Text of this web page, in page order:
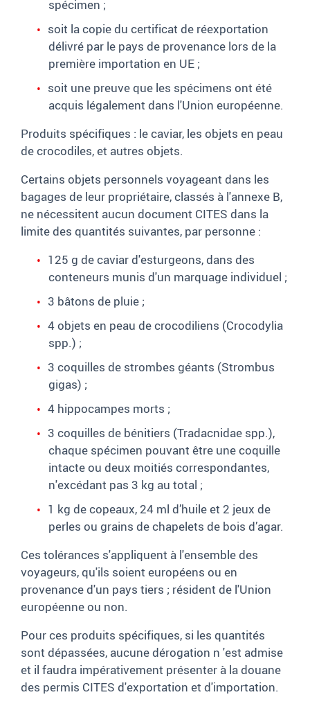
spécimen ;
soit la copie du certificat de réexportation
délivré par le pays de provenance lors de la
première importation en UE ;
soit une preuve que les spécimens ont été
acquis légalement dans l'Union européenne.
Produits spécifiques : le caviar, les objets en peau
de crocodiles, et autres objets.
Certains objets personnels voyageant dans les
bagages de leur propriétaire, classés à l'annexe B,
ne nécessitent aucun document CITES dans la
limite des quantités suivantes, par personne :
125 g de caviar d'esturgeons, dans des
conteneurs munis d'un marquage individuel ;
3 bâtons de pluie ;
4 objets en peau de crocodiliens (Crocodylia
spp.) ;
3 coquilles de strombes géants (Strombus
gigas) ;
4 hippocampes morts ;
3 coquilles de bénitiers (Tradacnidae spp.),
chaque spécimen pouvant être une coquille
intacte ou deux moitiés correspondantes,
n'excédant pas 3 kg au total ;
1 kg de copeaux, 24 ml d’huile et 2 jeux de
perles ou grains de chapelets de bois d’agar.
Ces tolérances s'appliquent à l'ensemble des
voyageurs, qu'ils soient européens ou en
provenance d'un pays tiers ; résident de l'Union
européenne ou non.
Pour ces produits spécifiques, si les quantités
sont dépassées, aucune dérogation n 'est admise
et il faudra impérativement présenter à la douane
des permis CITES d'exportation et d'importation.